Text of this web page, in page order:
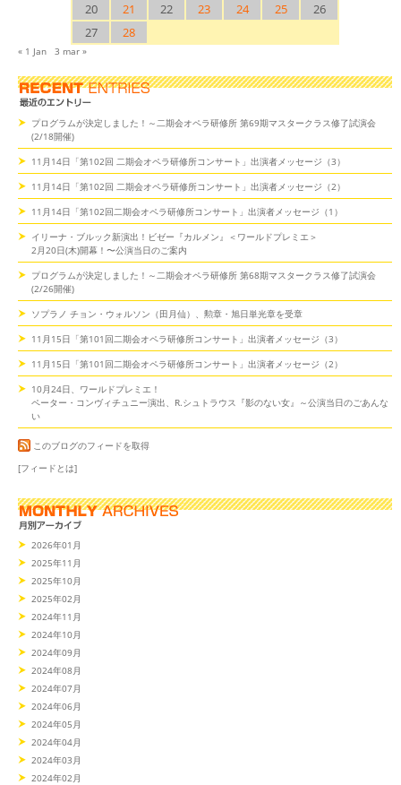
20
21 22 23 24 25
26
27
28
« 1 Jan 3 mar »
プログラムが決定しました！～二期会オペラ研修所 第69期マスタークラス修了試演会
(2/18開催)
11月14日「第102回 二期会オペラ研修所コンサート」出演者メッセージ（3）
11月14日「第102回 二期会オペラ研修所コンサート」出演者メッセージ（2）
11月14日「第102回二期会オペラ研修所コンサート」出演者メッセージ（1）
イリーナ・ブルック新演出！ビゼー『カルメン』＜ワールドプレミエ＞
2月20日(木)開幕！〜公演当日のご案内
プログラムが決定しました！～二期会オペラ研修所 第68期マスタークラス修了試演会
(2/26開催)
ソプラノ チョン・ウォルソン（田月仙）、勲章・旭日単光章を受章
11月15日「第101回二期会オペラ研修所コンサート」出演者メッセージ（3）
11月15日「第101回二期会オペラ研修所コンサート」出演者メッセージ（2）
10月24日、ワールドプレミエ！
ペーター・コンヴィチュニー演出、R.シュトラウス『影のない女』～公演当日のごあんな
い
このブログのフィードを取得
[フィードとは]
2026年01月
2025年11月
2025年10月
2025年02月
2024年11月
2024年10月
2024年09月
2024年08月
2024年07月
2024年06月
2024年05月
2024年04月
2024年03月
2024年02月